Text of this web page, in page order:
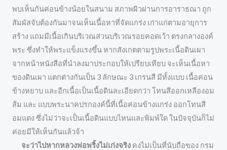
พบเห็นกันค่อนข้างน้อยในสนาม สภาพผิวผ่านการอาราธณา ถูก
สัมผัสจับต้องกันมาจนเห็นเนื้อหาที่จัดแกร่ง เก่าแก่ตามอายุการ
สร้าง แถมมีเนื้อเกินบริเวณส่วนบริเวณรอยคอดเว้า ตรงกลางองค์
พระ ซึ่งทำให้พระแข็งแรงขึ้น หากสังเกตตามรูปพระเนื้อดินเผา
จากหน้าหนังสือที่นำลงมาประกอบให้เปรียบเทียบ จะเห็นเนื้อหา
ของดินเผา แตกต่างกันเป็น 3 ลักษณะ 3 เกรนสี มีทั้งแบบ เนื้อค่อน
ข้างหยาบ และอีกเนื้อเป็นเนื้อดินละเอียดกว่า โทนสีออกเหลืองอม
ส้ม และ แบบพระนาคปรกองค์นี้ที่เนื้อค่อนข้างแกร่ง ออกโทนสี
อมแดง ซึ่งไม่ว่าจะเป็นเนื้อดินแบบไหนและพิมพ์ใด ในปัจจุบันก็ไม่
ค่อยมีให้เห็นกันแล้วจ้า
จะว่าไปหากหลวงพ่อพริ้งไม่เก่งจริง คงไม่เป็นที่นับถือของ กรม